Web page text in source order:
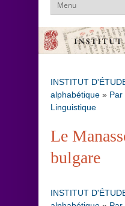
INSTITUT
alphabétique » Par
Linguistique
Le
bulgare
INSTITUT